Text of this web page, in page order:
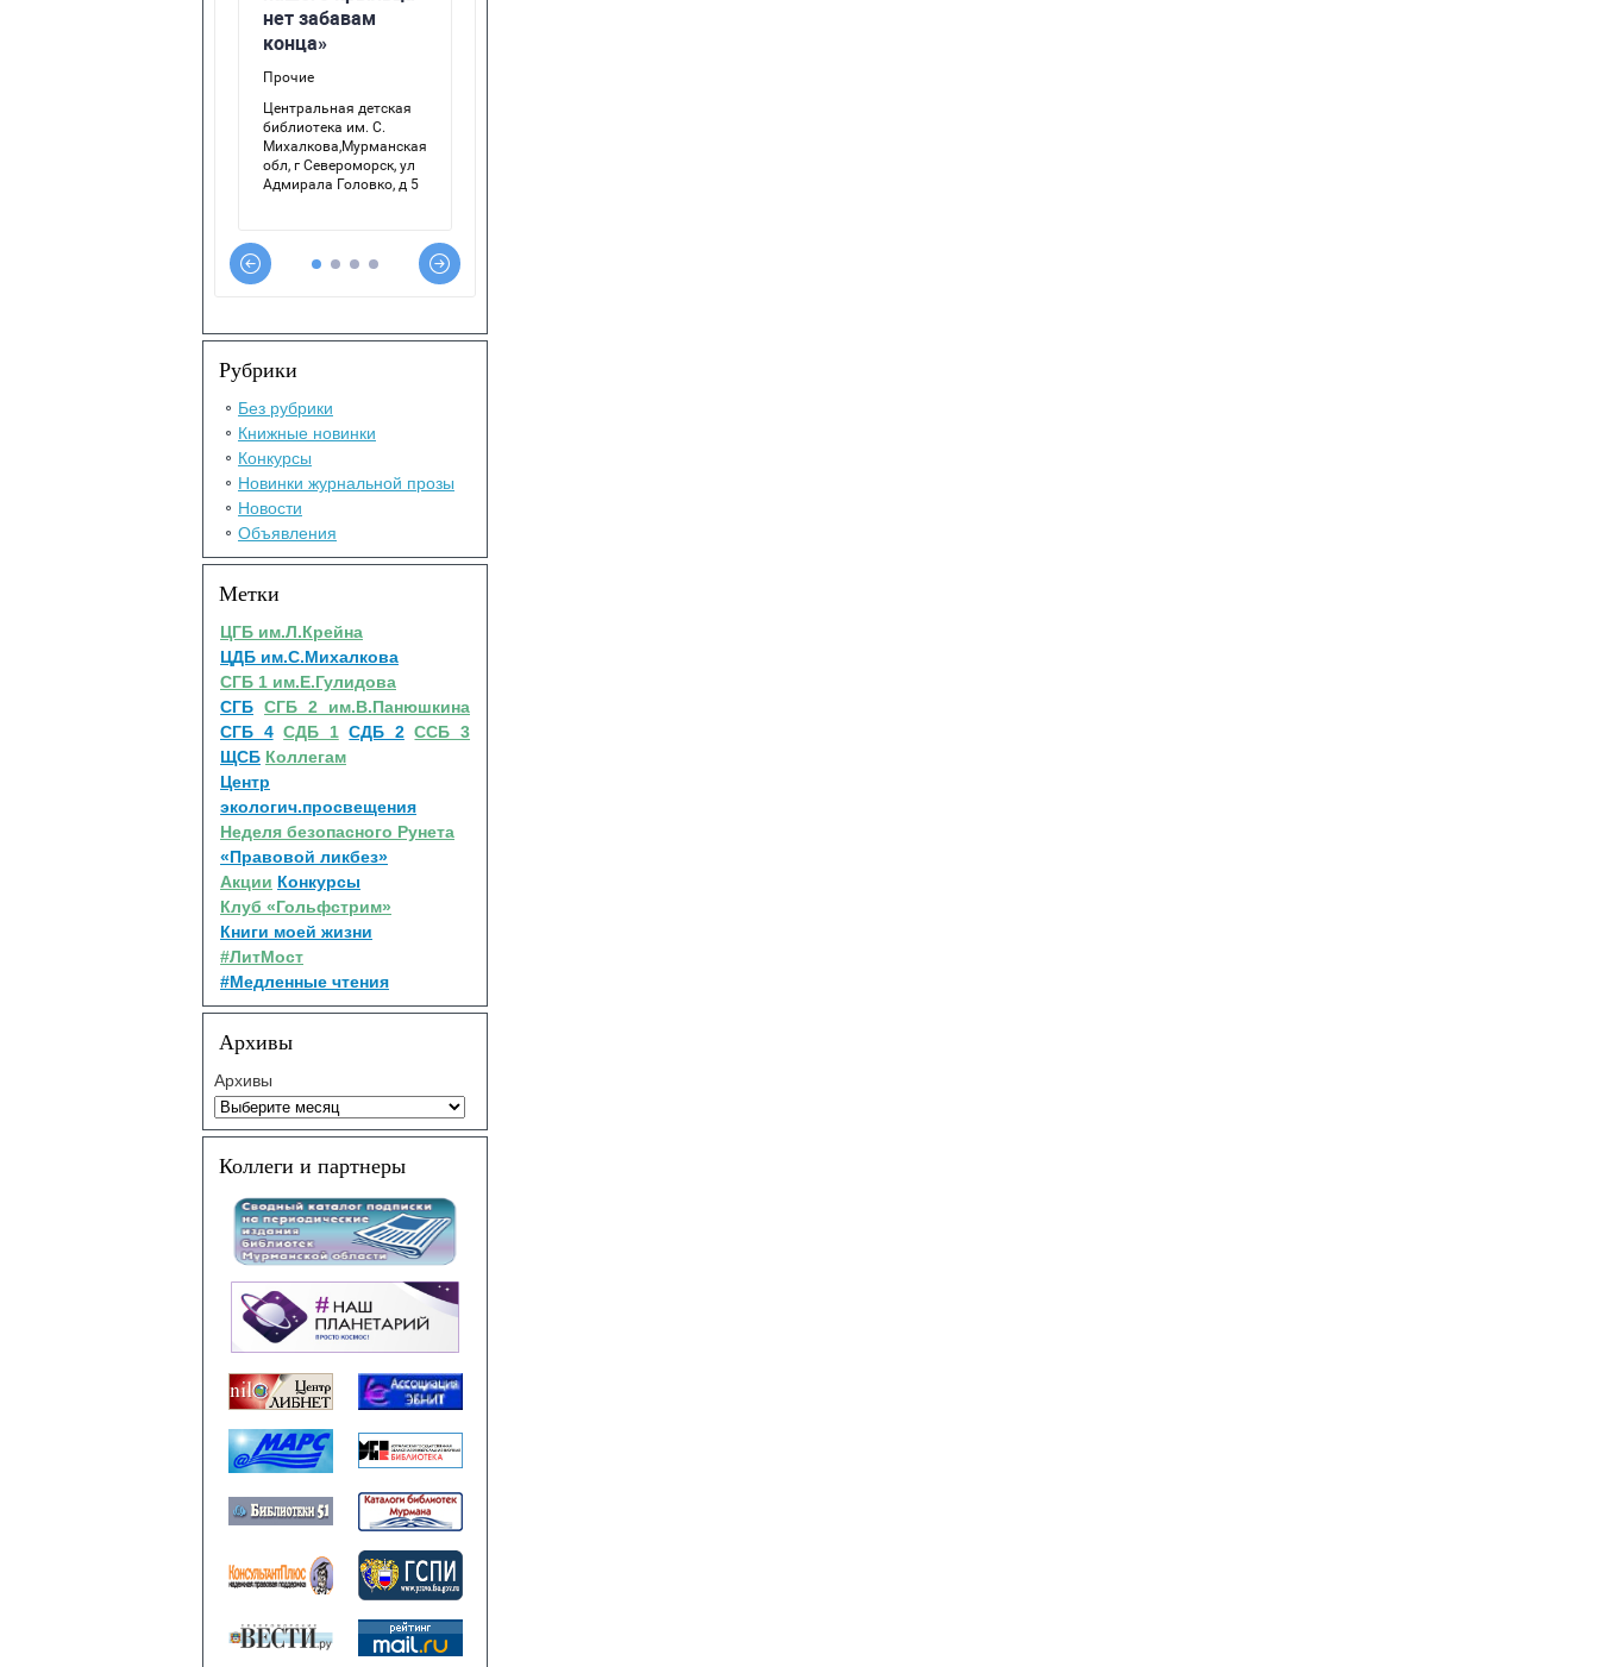
Рубрики
Без рубрики
Книжные новинки
Конкурсы
Новинки журнальной прозы
Новости
Объявления
Метки
ЦГБ им.Л.Крейна
ЦДБ им.С.Михалкова
СГБ 1 им.Е.Гулидова
СГБ СГБ 2 им.В.Панюшкина
СГБ 4 СДБ 1 СДБ 2 ССБ 3
ЩСБ Коллегам
Центр
экологич.просвещения
Неделя безопасного Рунета
«Правовой ликбез»
Акции Конкурсы
Клуб «Гольфстрим»
Книги моей жизни
#ЛитМост
#Медленные чтения
Архивы
Архивы
Коллеги и партнеры